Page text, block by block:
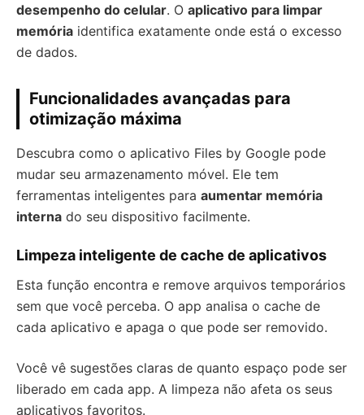
desempenho do celular. O aplicativo para limpar
memória identifica exatamente onde está o excesso
de dados.
Funcionalidades avançadas para
otimização máxima
Descubra como o aplicativo Files by Google pode
mudar seu armazenamento móvel. Ele tem
ferramentas inteligentes para aumentar memória
interna do seu dispositivo facilmente.
Limpeza inteligente de cache de aplicativos
Esta função encontra e remove arquivos temporários
sem que você perceba. O app analisa o cache de
cada aplicativo e apaga o que pode ser removido.
Você vê sugestões claras de quanto espaço pode ser
liberado em cada app. A limpeza não afeta os seus
aplicativos favoritos.